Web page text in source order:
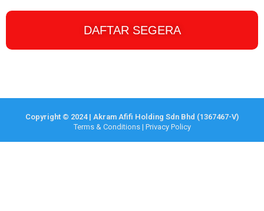
DAFTAR SEGERA
Copyright © 2024 | Akram Afifi Holding Sdn Bhd (1367467-V)
Terms & Conditions| Privacy Policy